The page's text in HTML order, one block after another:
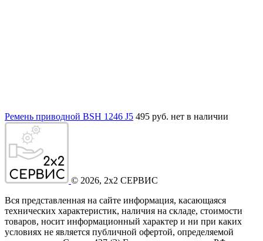
Ремень приводной BSH 1246 J5 495 руб. нет в наличии
© 2026, 2x2 СЕРВИС
Вся представленная на сайте информация, касающаяся
технических характеристик, наличия на складе, стоимости
товаров, носит информационный характер и ни при каких
условиях не является публичной офертой, определяемой